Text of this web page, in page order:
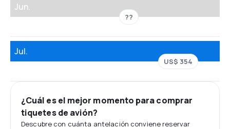
Jun.
??
Jul.
US$ 354
¿Cuál es el mejor momento para comprar
tiquetes de avión?
Descubre con cuánta antelación conviene reservar